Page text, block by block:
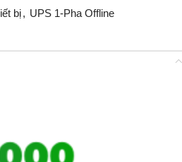
bị, UPS 1-Pha Offline